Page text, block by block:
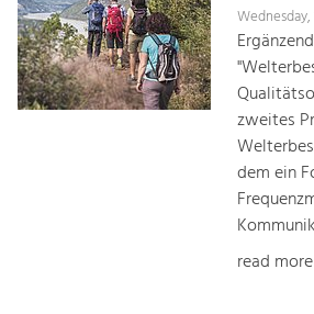
Wednesday,
zweites
dem ein
read